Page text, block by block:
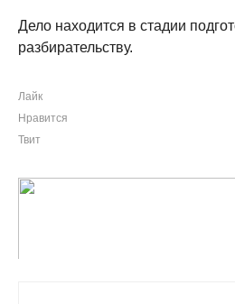
Дело находится в стадии
разбирательству.
Лайк
Нравится
Твит